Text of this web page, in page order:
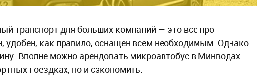
транспорт для больших компаний — это все про
удобен, как правило, оснащен всем необходимым. Однако
Вполне можно арендовать микроавтобус в Минводах.
поездках, но и сэкономить.